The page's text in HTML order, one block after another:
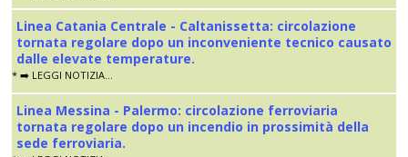
Linea Catania Centrale - Caltanissetta: circolazione
tornata regolare dopo un inconveniente tecnico causato
dalle elevate temperature.
* ➡️ LEGGI NOTIZIA...
Linea Messina - Palermo: circolazione ferroviaria
tornata regolare dopo un incendio in prossimità della
sede ferroviaria.